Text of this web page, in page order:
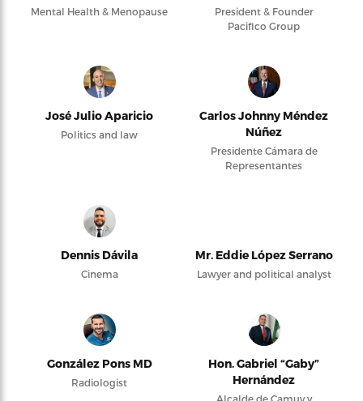
Mental Health & Menopause
President & Founder
Pacifico Group
José Julio Aparicio
Politics and law
Carlos Johnny Méndez
Núñez
Presidente Cámara de
Representantes
Dennis Dávila
Cinema
Mr. Eddie López Serrano
Lawyer and political analyst
González Pons MD
Radiologist
Hon. Gabriel “Gaby”
Hernández
Alcalde de Camuy y